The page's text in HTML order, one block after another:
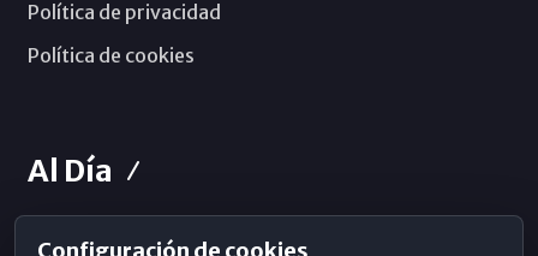
Política de privacidad
Política de cookies
Al Día